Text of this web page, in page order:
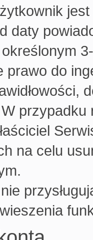
daty
prawo do
na celu